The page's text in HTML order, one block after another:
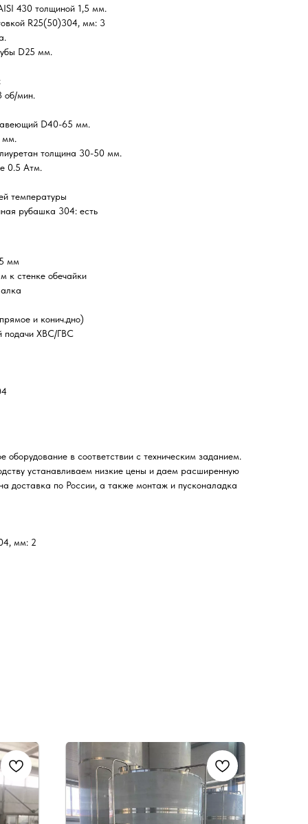
430 толщиной 1,5 мм.
R25(50)304, мм: 3
D25 мм.
об/мин.
D40-65 мм.
мм.
толщина 30-50 мм.
0.5 Атм.
температуры
рубашка 304: есть
мм
к стенке обечайки
и конич.дно)
подачи ХВС/ГВС
в соответствии с техническим заданием.
устанавливаем низкие цены и даем расширенную
доставка по России, а также монтаж и пусконаладка
мм: 2